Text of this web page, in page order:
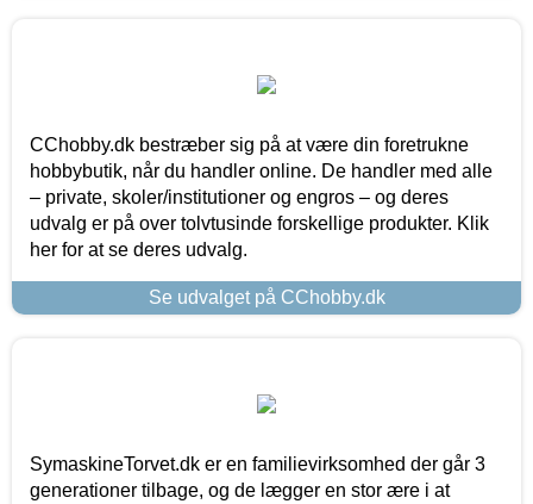
CChobby.dk bestræber sig på at være din foretrukne
hobbybutik, når du handler online. De handler med alle
– private, skoler/institutioner og engros – og deres
udvalg er på over tolvtusinde forskellige produkter. Klik
her for at se deres udvalg.
Se udvalget på CChobby.dk
SymaskineTorvet.dk er en familievirksomhed der går 3
generationer tilbage, og de lægger en stor ære i at